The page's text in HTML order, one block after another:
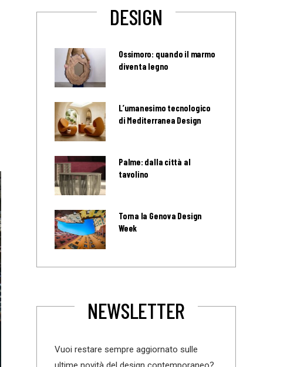
DESIGN
Ossimoro: quando il marmo
diventa legno
L’umanesimo tecnologico
di Mediterranea Design
Palme: dalla città al
tavolino
Torna la Genova Design
Week
NEWSLETTER
Vuoi restare sempre aggiornato sulle